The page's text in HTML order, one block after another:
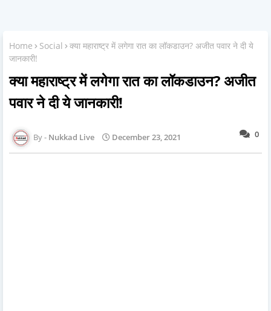
Home Social
क्या महाराष्ट्र में लगेगा रात का लॉकडाउन? अजीत पवार ने दी ये
जानकारी!
क्या महाराष्ट्र में लगेगा रात का लॉकडाउन? अजीत
पवार ने दी ये जानकारी!
0
Nukkad Live December 23, 2021